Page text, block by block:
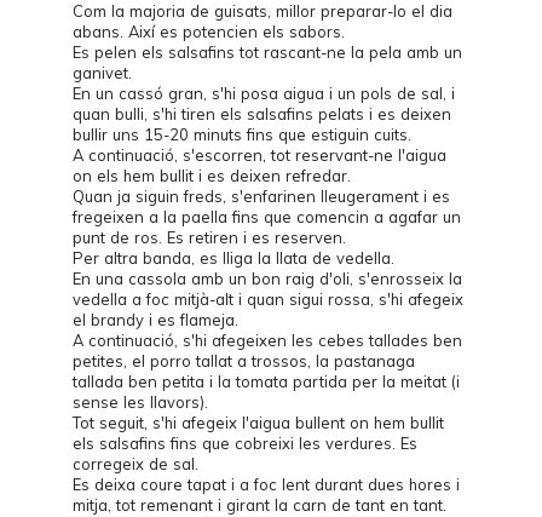
Com la majoria de guisats, millor preparar-lo el dia
abans. Així es potencien els sabors.
Es pelen els salsafins tot rascant-ne la pela amb un
ganivet.
En un cassó gran, s'hi posa aigua i un pols de sal, i
quan bulli, s'hi tiren els salsafins pelats i es deixen
bullir uns 15-20 minuts fins que estiguin cuits.
A continuació, s'escorren, tot reservant-ne l'aigua
on els hem bullit i es deixen refredar.
Quan ja siguin freds, s'enfarinen lleugerament i es
fregeixen a la paella fins que comencin a agafar un
punt de ros. Es retiren i es reserven.
Per altra banda, es lliga la llata de vedella.
En una cassola amb un bon raig d'oli, s'enrosseix la
vedella a foc mitjà-alt i quan sigui rossa, s'hi afegeix
el brandy i es flameja.
A continuació, s'hi afegeixen les cebes tallades ben
petites, el porro tallat a trossos, la pastanaga
tallada ben petita i la tomata partida per la meitat (i
sense les llavors).
Tot seguit, s'hi afegeix l'aigua bullent on hem bullit
els salsafins fins que cobreixi les verdures. Es
corregeix de sal.
Es deixa coure tapat i a foc lent durant dues hores i
mitja, tot remenant i girant la carn de tant en tant.